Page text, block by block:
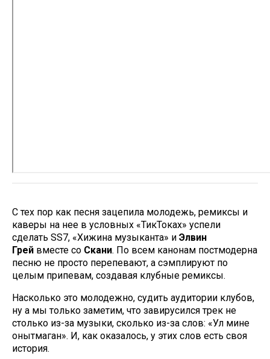
С тех пор как песня зацепила молодежь, ремиксы и
каверы на нее в условных «ТикТоках» успели
сделать SS7, «Хижина музыканта» и Элвин
Грей вместе со Скани. По всем канонам постмодерна
песню не просто перепевают, а сэмплируют по
целым припевам, создавая клубные ремиксы.
Насколько это молодежно, судить аудитории клубов,
ну а мы только заметим, что завирусился трек не
столько из-за музыки, сколько из-за слов: «Ул мине
онытмаган». И, как оказалось, у этих слов есть своя
история.